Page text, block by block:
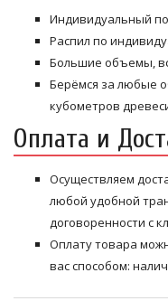
Индивидуальный
Распил по
Большие объемы,
Берёмся за любые
кубометров
Оплата и
Осуществляем
любой удобной
договоренности с
Оплату товара
вас способом: